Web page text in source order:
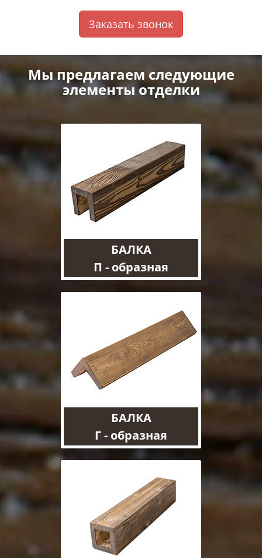
Заказать звонок
Мы предлагаем следующие
элементы отделки
БАЛКА
П - образная
БАЛКА
Г - образная